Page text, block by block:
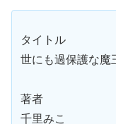
タイトル
世にも過保護な魔
著者
千里みこ